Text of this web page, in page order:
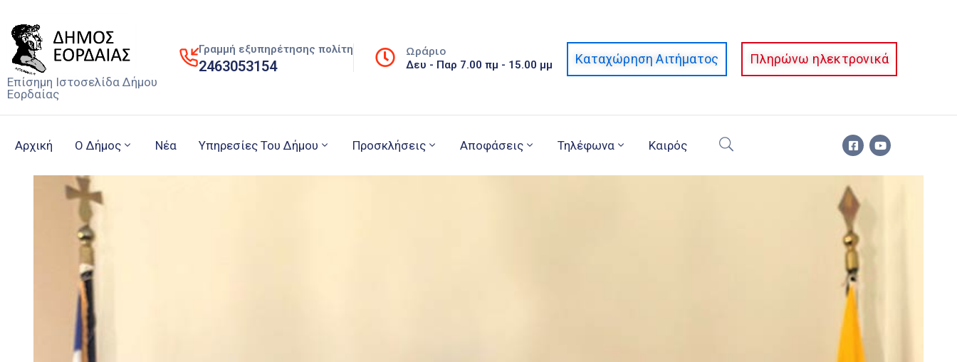
Επίσημη Ιστοσελίδα Δήμου
Εορδαίας
Γραμμή εξυπηρέτησης πολίτη
2463053154
Ωράριο
Δευ - Παρ 7.00 πμ - 15.00 μμ Καταχώρηση Αιτήματος Πληρώνω ηλεκτρονικά
Αρχική Ο Δήμος Νέα Υπηρεσίες Του Δήμου Προσκλήσεις Αποφάσεις Τηλέφωνα Καιρός